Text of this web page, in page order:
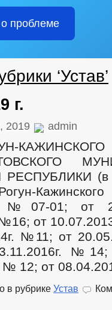
ПЛАН РАБОТЫ СОВЕТА
НПА
МЕТОДИЧЕСКИЕ
СВЕДЕНИЯ О
СВЯЗАННЫХ С
ТРЕБОВАНИЙ К
СООБЩЕНИЙ О ФАКТАХ
ГОДАМ
ИСПОЛНЕНИИ БЮДЖЕТА
МУНИЦИПАЛЬНЫЕ
СТАНДАРТЫ
К ГЛАВЕ
ОБРАЩЕНИЙ ГРАЖДАН
РАССМОТРЕНИЯ
проблеме
‘Устав’
г.
2019 admin
(в
№07-01; от
№16; от
№11; от
№ 12; от
в рубрике Устав